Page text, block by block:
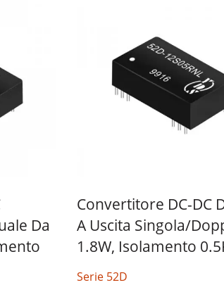
Da
Convertitore DC-DC
A Uscita Singola/
1.8W, Isolamento
Serie 52D